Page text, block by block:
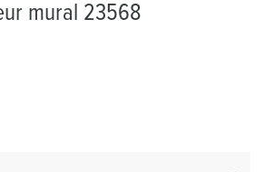
mural 23568